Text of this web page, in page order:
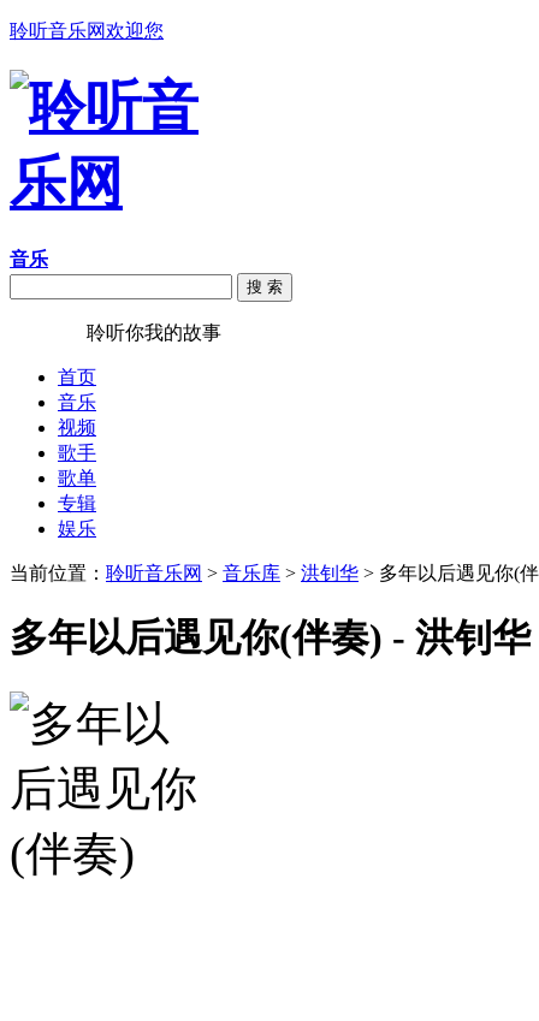
聆听音乐网欢迎您
音乐
搜 索
聆听你我的故事
首页
音乐
视频
歌手
歌单
专辑
娱乐
当前位置： 聆听音乐网 > 音乐库 > 洪钊华 > 多年以后遇见你(
多年以后遇见你(伴奏) - 洪钊华